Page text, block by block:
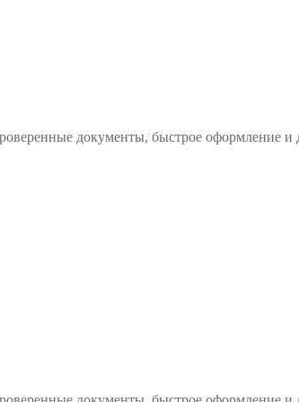
документы, быстрое оформление и